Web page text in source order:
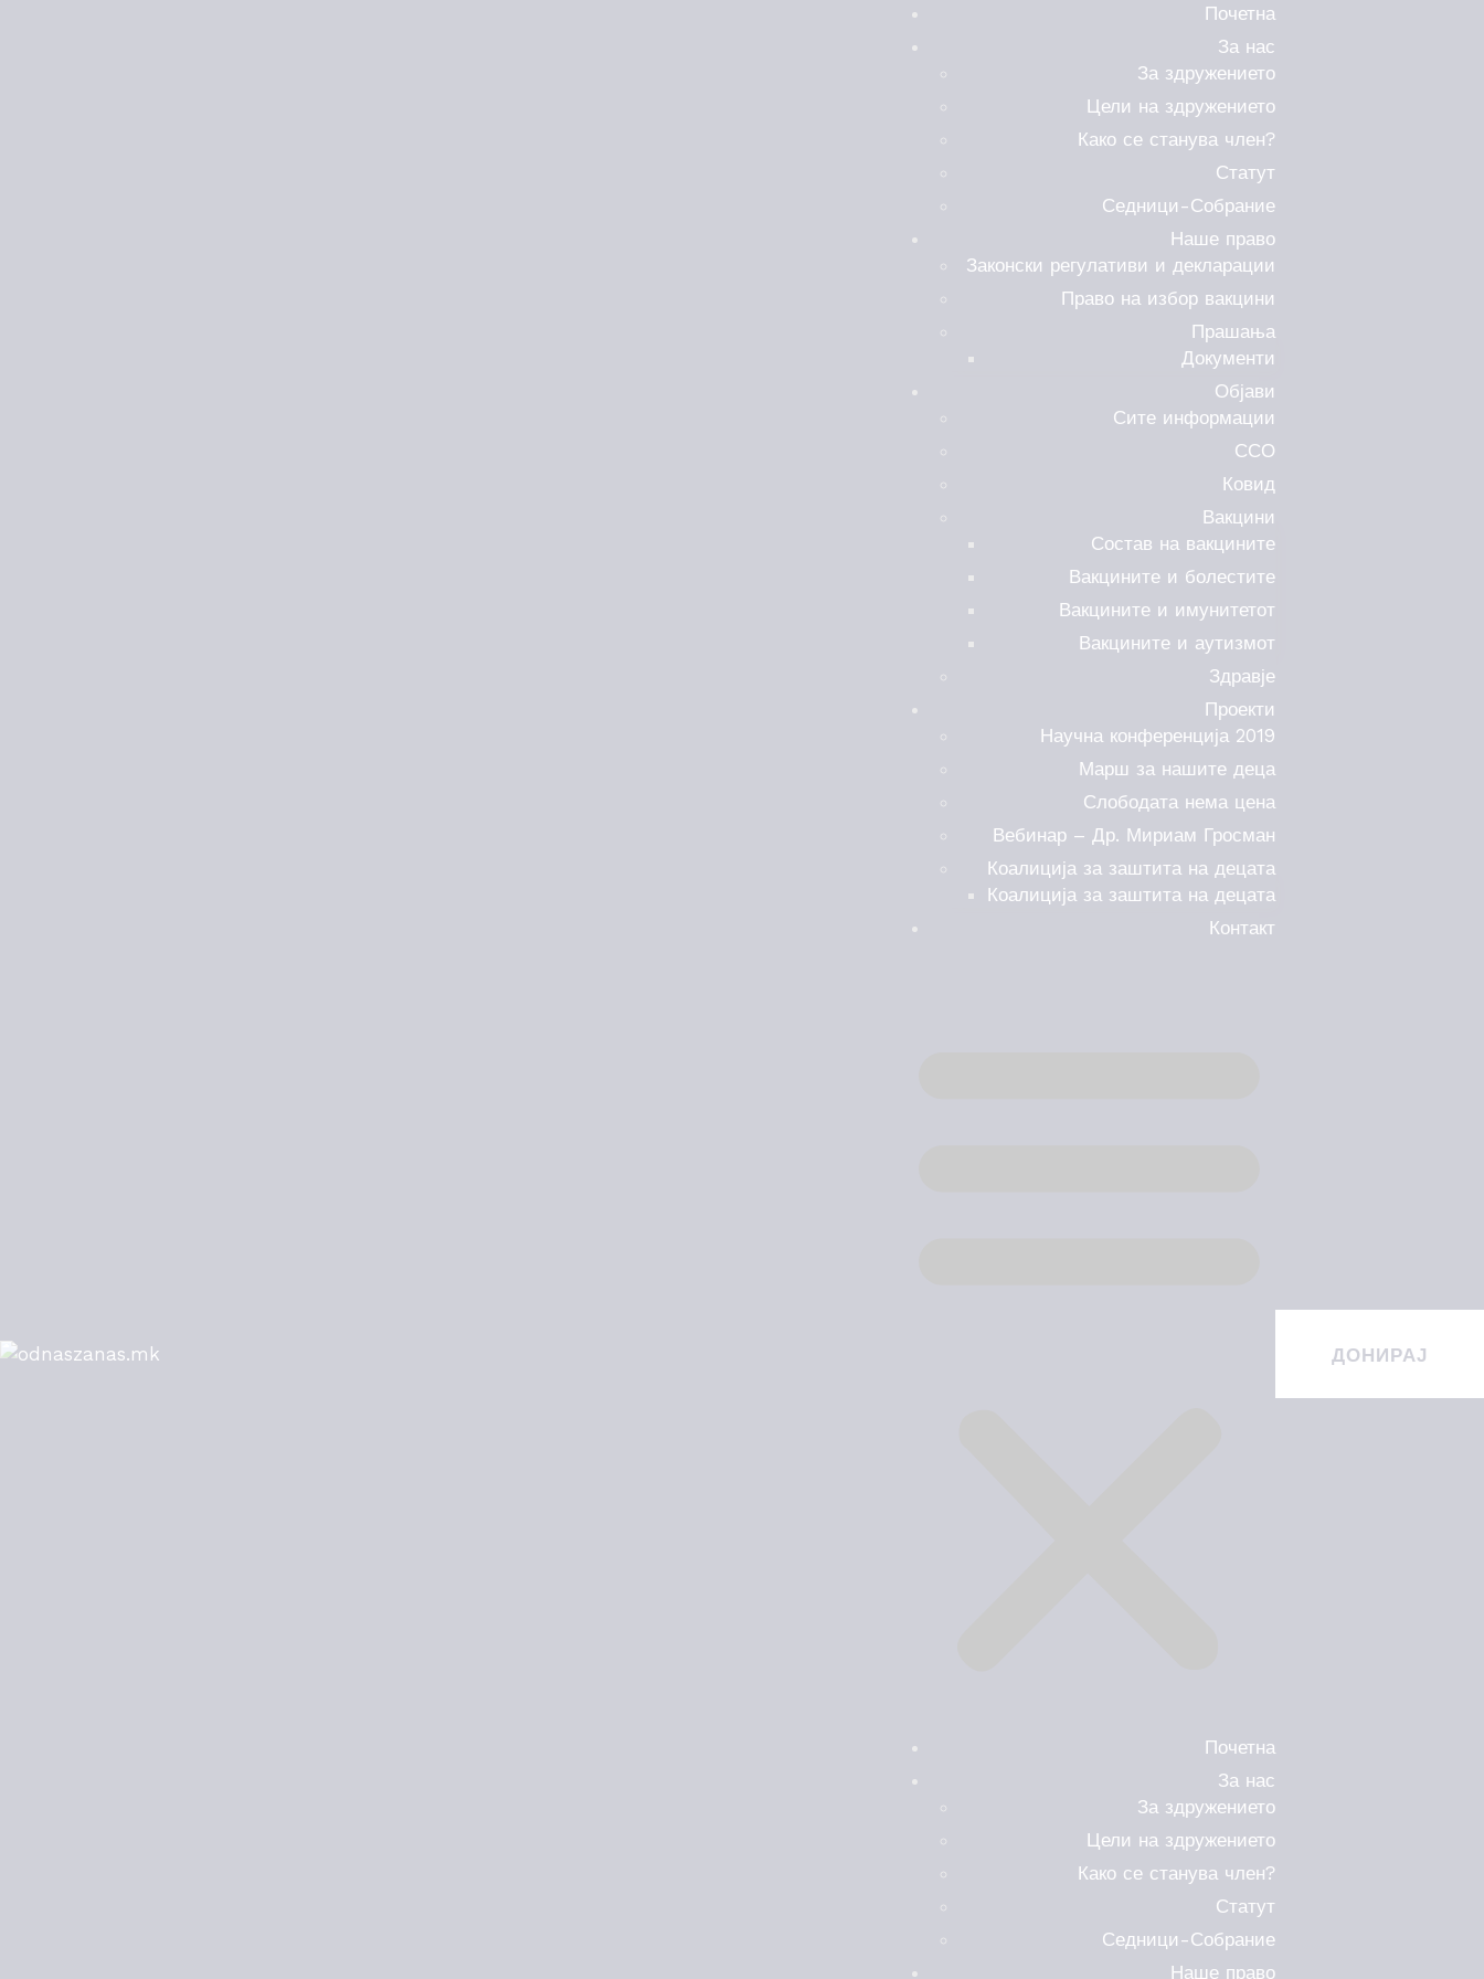
Почетна
За нас
За здружението
Цели на здружението
Како се станува член?
Статут
Седници-Собрание
Наше право
Законски регулативи и декларации
Право на избор вакцини
Прашања
Документи
Објави
Сите информации
ССО
Ковид
Вакцини
Состав на вакцините
Вакцините и болестите
Вакцините и имунитетот
Вакцините и аутизмот
Здравје
Проекти
Научна конференција 2019
Марш за нашите деца
Слободата нема цена
Вебинар – Др. Мириам Гросман
Коалиција за заштита на децата
Коалиција за заштита на децата
Контакт
Почетна
За нас
За здружението
Цели на здружението
Како се станува член?
Статут
Седници-Собрание
Наше право
ДОНИРАЈ